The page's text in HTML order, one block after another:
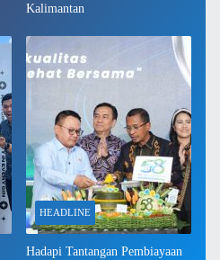
Kalimantan
HEADLINE
Hadapi Tantangan Pembiayaan